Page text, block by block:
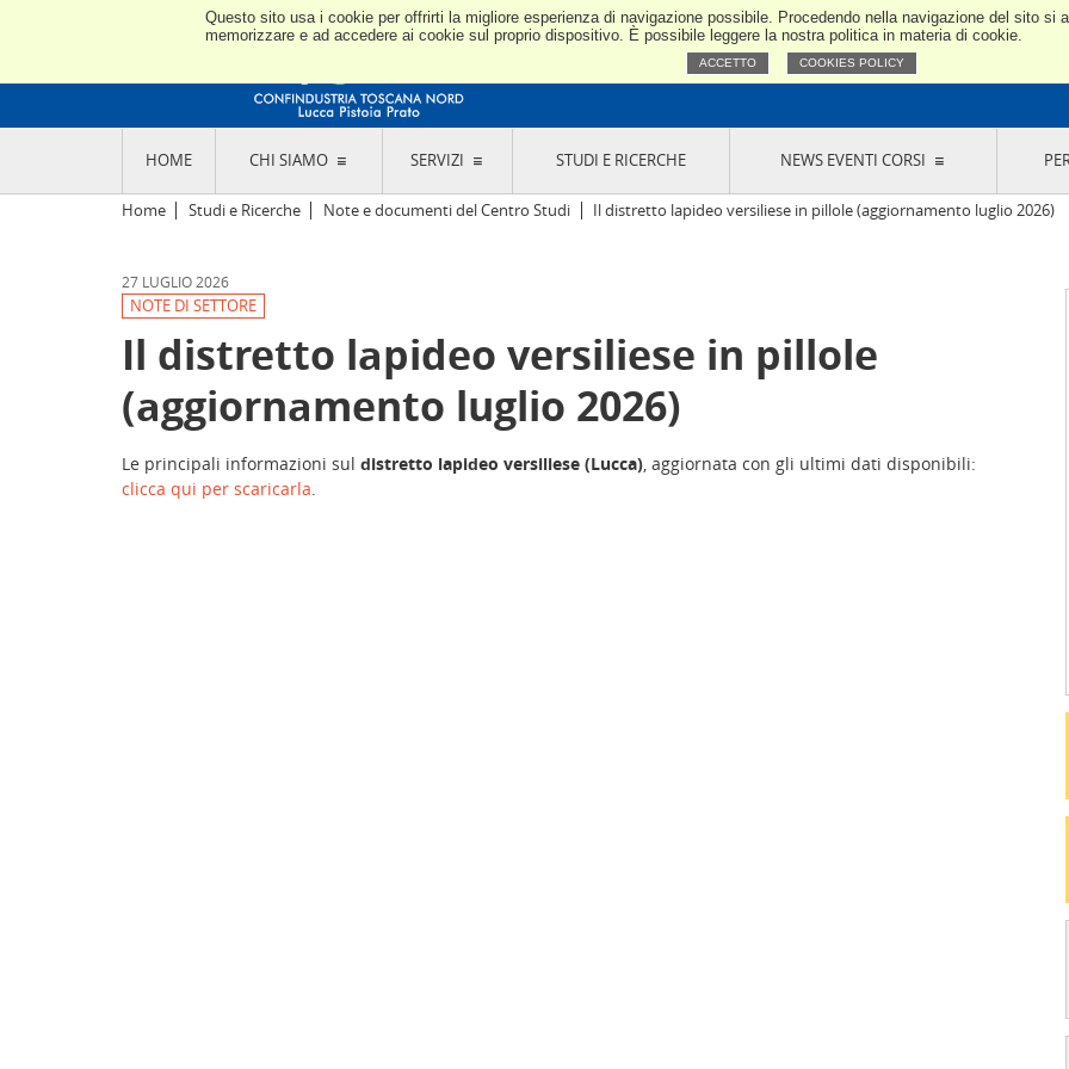
Questo sito usa i cookie per offrirti la migliore esperienza di navigazione possibile. Procedendo nella navigazione del sito si
memorizzare e ad accedere ai cookie sul proprio dispositivo. È possibile leggere la nostra politica in materia di cookie.
ACCETTO COOKIES POLICY
Confindustria Toscana Nord
HOME CHI SIAMO
L'ASSOCIAZIONE
CODICE ETICO E DEI VALORI ASSOCIATIVI
TRASPARENZA CONTRIBUTI PUBBLICI
RAPPRESENTANZA
L'INDUSTRIA E IL TERRITORIO DI LUCCA,
PISTOIA E PRATO
SEDI E CONTATTI
ABOUT US
GOVERNANCE
DESIGNAZIONE
ORGANI DI CONTROLLO
COMITATO PICCOLA
INDUSTRIA
GIOVANI IMPRENDITORI
LA NOSTRA RETE
GRUPPI DI ACQUISTO
SERVIZI
RISERVATI AI SOCI ONLINE LE SOCIETÀ
STUDI E RICERCHE NEWS EVENTI CORSI
NEWS EVENTI CORSI
Home Studi e Ricerche Note e documenti del Centro Studi Il distretto lapideo versiliese in pillole (aggiornamento luglio 2026)
27 LUGLIO 2026
NOTE DI SETTORE
Il distretto lapideo versiliese in pillole
(aggiornamento luglio 2026)
Le principali informazioni sul distretto lapideo versiliese (Lucca), aggiornata con gli ultimi dati disponibili:
clicca qui per scaricarla.